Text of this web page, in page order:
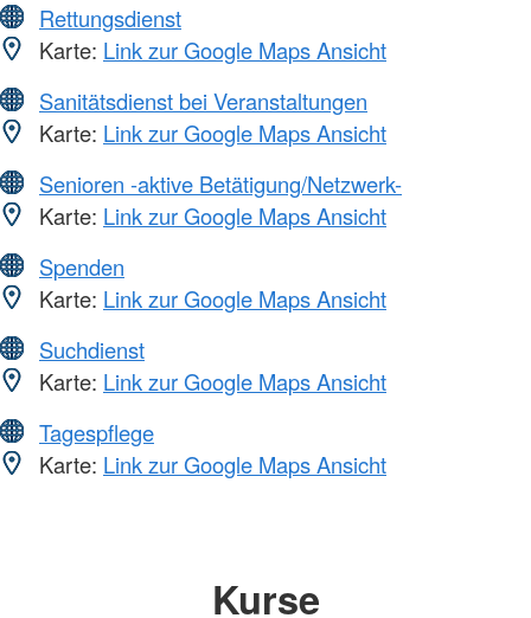
Rettungsdienst
Karte: Link zur Google Maps Ansicht
Sanitätsdienst bei Veranstaltungen
Karte: Link zur Google Maps Ansicht
Senioren -aktive Betätigung/Netzwerk-
Karte: Link zur Google Maps Ansicht
Spenden
Karte: Link zur Google Maps Ansicht
Suchdienst
Karte: Link zur Google Maps Ansicht
Tagespflege
Karte: Link zur Google Maps Ansicht
Kurse